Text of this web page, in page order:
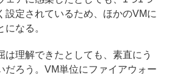
設定されているため、ほかのVMに
なる。
理解できたとしても、素直にう
だろう。VM単位にファイアウォー